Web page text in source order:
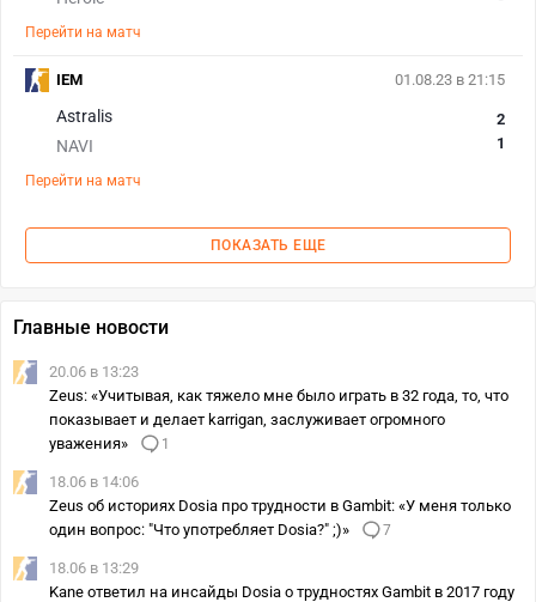
Перейти на матч
01.08.23 в 21:15
Astralis
NAVI
2
1
Перейти на матч
IEM
ПОКАЗАТЬ ЕЩЕ
Главные новости
20.06 в 13:23
Zeus: «Учитывая, как тяжело мне было играть в 32 года, то, что
показывает и делает karrigan, заслуживает огромного
уважения»
1
18.06 в 14:06
Zeus об историях Dosia про трудности в Gambit: «У меня только
один вопрос: "Что употребляет Dosia?" ;)»
7
18.06 в 13:29
Kane ответил на инсайды Dosia о трудностях Gambit в 2017 году